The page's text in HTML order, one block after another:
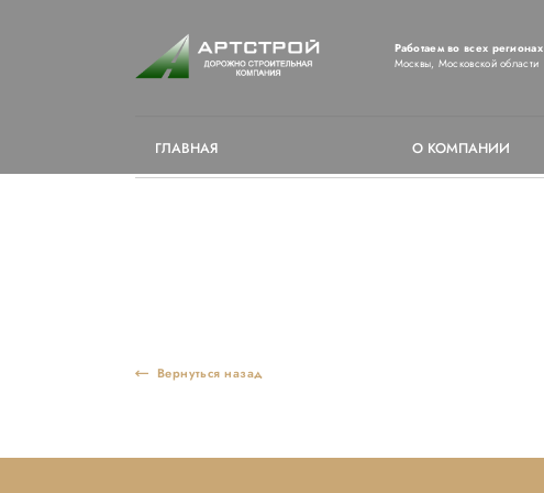
Работаем во всех регионах
Москвы, Московской области
ГЛАВНАЯ О КОМПАНИИ
Вернуться назад